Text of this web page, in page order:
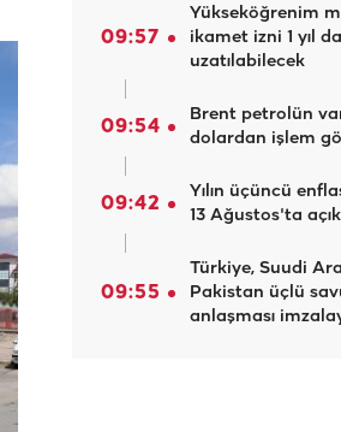
09:57
Yükseköğrenim
ikamet izni 1 yıl
uzatılabilecek
09:54
Brent petrolün
dolardan işlem
09:42
Yılın üçüncü
13 Ağustos'ta
09:55
Türkiye, Suudi
Pakistan üçlü
anlaşması